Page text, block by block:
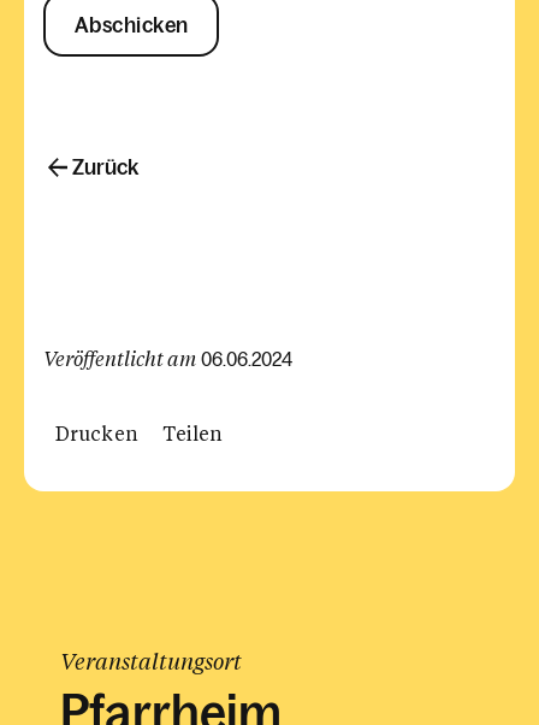
Veröffentlicht am 06.06.2024
Drucken Teilen
Abschicken
Zurück
Veranstaltungsort
Pfarrheim